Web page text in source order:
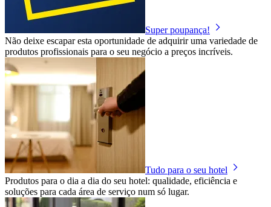
Super poupança!
Não deixe escapar esta oportunidade de adquirir uma variedade de
produtos profissionais para o seu negócio a preços incríveis.
Tudo para o seu hotel
Produtos para o dia a dia do seu hotel: qualidade, eficiência e
soluções para cada área de serviço num só lugar.